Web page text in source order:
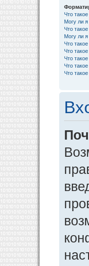
Что
Могу ли
Что
Могу ли
Что
Что
Что
Что
Что